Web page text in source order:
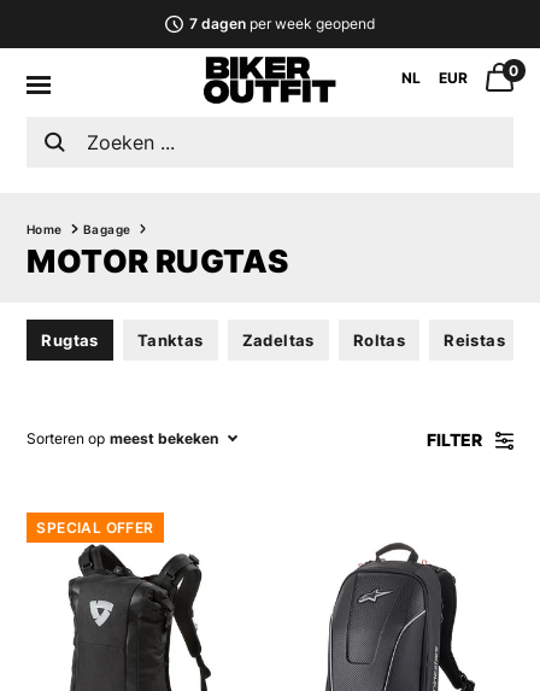
7 dagenper week geopend
NL EUR 0
Home Bagage
MOTOR RUGTAS
Rugtas Tanktas Zadeltas Roltas Reistas
Sorteren op meest bekeken FILTER
SPECIAL OFFER